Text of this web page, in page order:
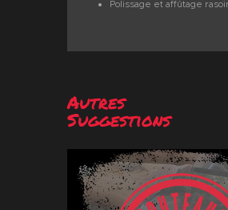
Polissage et affûtage rasoir
Autres
Suggestions